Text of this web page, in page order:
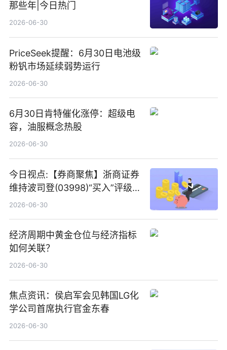
那些年|今日热门
2026-06-30
PriceSeek提醒：6月30日电池级
粉钒市场延续弱势运行
2026-06-30
6月30日肯特催化涨停：超级电
容，油服概念热股
2026-06-30
今日视点:【券商聚焦】浙商证券
维持波司登(03998)“买入”评级
指其业绩高质量稳增长
2026-06-30
经济周期中黄金仓位与经济指标
如何关联？
2026-06-30
焦点资讯：侯启军会见韩国LG化
学公司首席执行官金东春
2026-06-30